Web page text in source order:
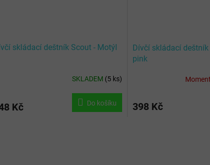
skládací deštník Scout - Motýl
SKLADEM (5 ks)
Kč Do košíku
Dívčí skládací
pink
398 Kč